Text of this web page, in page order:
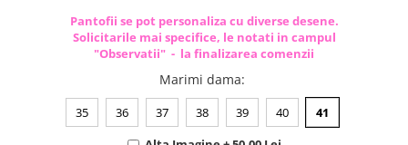
Pantofii se pot personaliza cu diverse desene.
Solicitarile mai specifice, le notati in campul
"Observatii" - la finalizarea comenzii
Marimi dama:
35 36 37 38 39 40
41